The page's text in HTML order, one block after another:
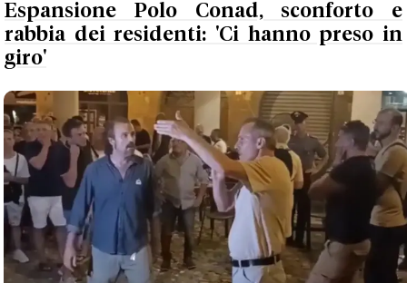
Espansione Polo Conad, sconforto e
rabbia dei residenti: 'Ci hanno preso in
giro'